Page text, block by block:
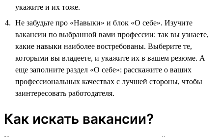
укажите и их тоже.
Не забудьте про «Навыки» и блок «О себе». Изучите
вакансии по выбранной вами профессии: так вы узнаете,
какие навыки наиболее востребованы. Выберите те,
которыми вы владеете, и укажите их в вашем резюме. А
еще заполните раздел «О себе»: расскажите о ваших
профессиональных качествах с лучшей стороны, чтобы
заинтересовать работодателя.
Как искать вакансии?